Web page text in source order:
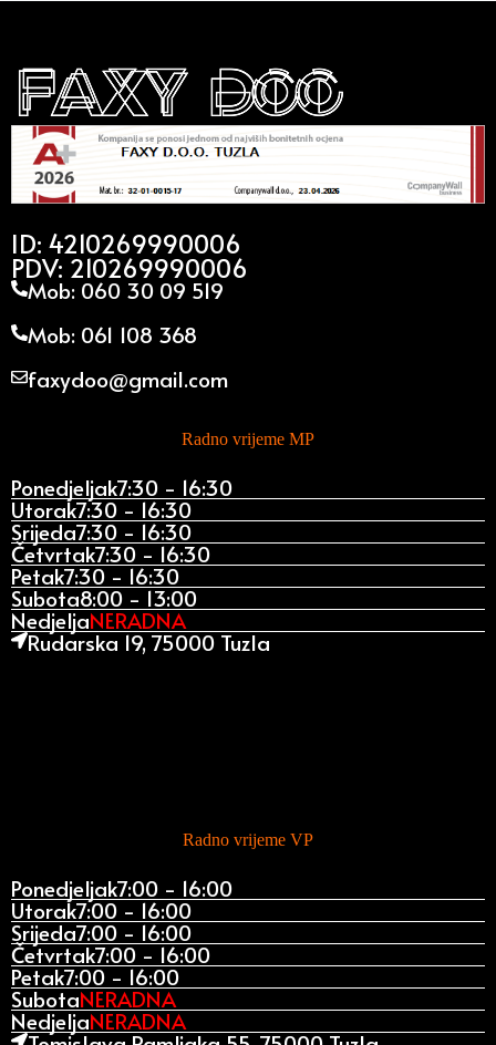
ID: 4210269990006
PDV: 210269990006
Mob: 060 30 09 519
Mob: 061 108 368
faxydoo@gmail.com
Radno vrijeme MP
Ponedjeljak7:30 - 16:30
Utorak7:30 - 16:30
Srijeda7:30 - 16:30
Četvrtak7:30 - 16:30
Petak7:30 - 16:30
Subota8:00 - 13:00
NedjeljaNERADNA
Rudarska 19, 75000 Tuzla
Radno vrijeme VP
Ponedjeljak7:00 - 16:00
Utorak7:00 - 16:00
Srijeda7:00 - 16:00
Četvrtak7:00 - 16:00
Petak7:00 - 16:00
SubotaNERADNA
NedjeljaNERADNA